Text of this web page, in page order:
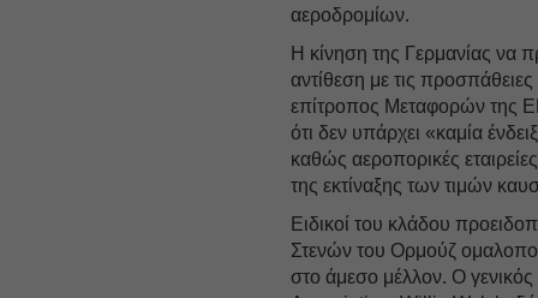
αεροδρομίων.
Η κίνηση της Γερμανίας να
αντίθεση με τις
επίτροπος Μεταφορών της
ότι δεν υπάρχει «καμία
καθώς αεροπορικές
της εκτίναξης των τιμών
Ειδικοί του κλάδου
Στενών του Ορμούζ
στο άμεσο μέλλον. Ο